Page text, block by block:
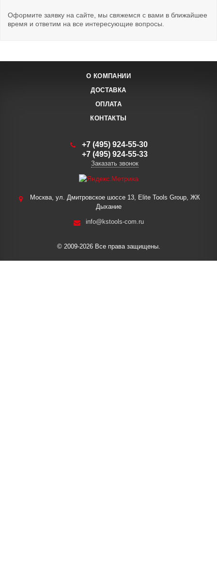
Оформите заявку на сайте, мы свяжемся с вами в ближайшее
время и ответим на все интересующие вопросы.
О КОМПАНИИ
ДОСТАВКА
ОПЛАТА
КОНТАКТЫ
+7 (495) 924-55-30
+7 (495) 924-55-33
Заказать звонок
Москва, ул. Дмитровское шоссе 13, Elite Tools Group, ЖК
Дыхание
info@kstools-com.ru
© 2009-2026 Все права защищены.